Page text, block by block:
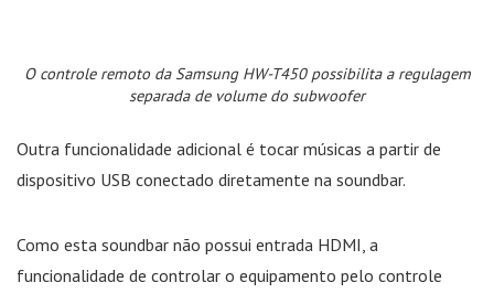
O controle remoto da Samsung HW-T450 possibilita a regulagem
separada de volume do subwoofer
Outra funcionalidade adicional é tocar músicas a partir de
dispositivo USB conectado diretamente na soundbar.
Como esta soundbar não possui entrada HDMI, a
funcionalidade de controlar o equipamento pelo controle